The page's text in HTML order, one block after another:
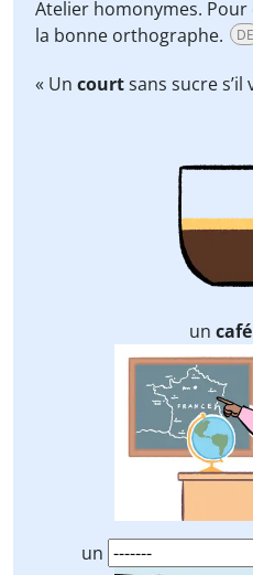
Atelier homonymes.
la bonne orthographe.
DE
« Un courtsans sucre s’il
un
un